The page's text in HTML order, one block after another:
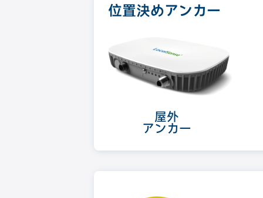
位置決めアンカー
屋外
アンカー